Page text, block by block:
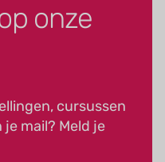
onze
cursussen
mail? Meld je